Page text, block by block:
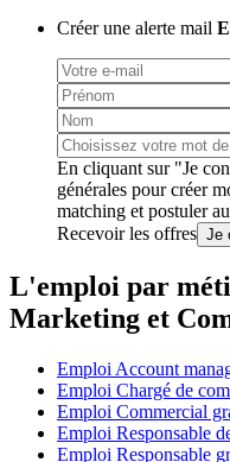
Créer une alerte mail
En cliquant sur "Je
générales pour créer
matching et postuler
Recevoir les offres Je
L'emploi par
Marketing et
Emploi Account
Emploi Chargé de
Emploi Commercial
Emploi Responsable
Emploi Responsable